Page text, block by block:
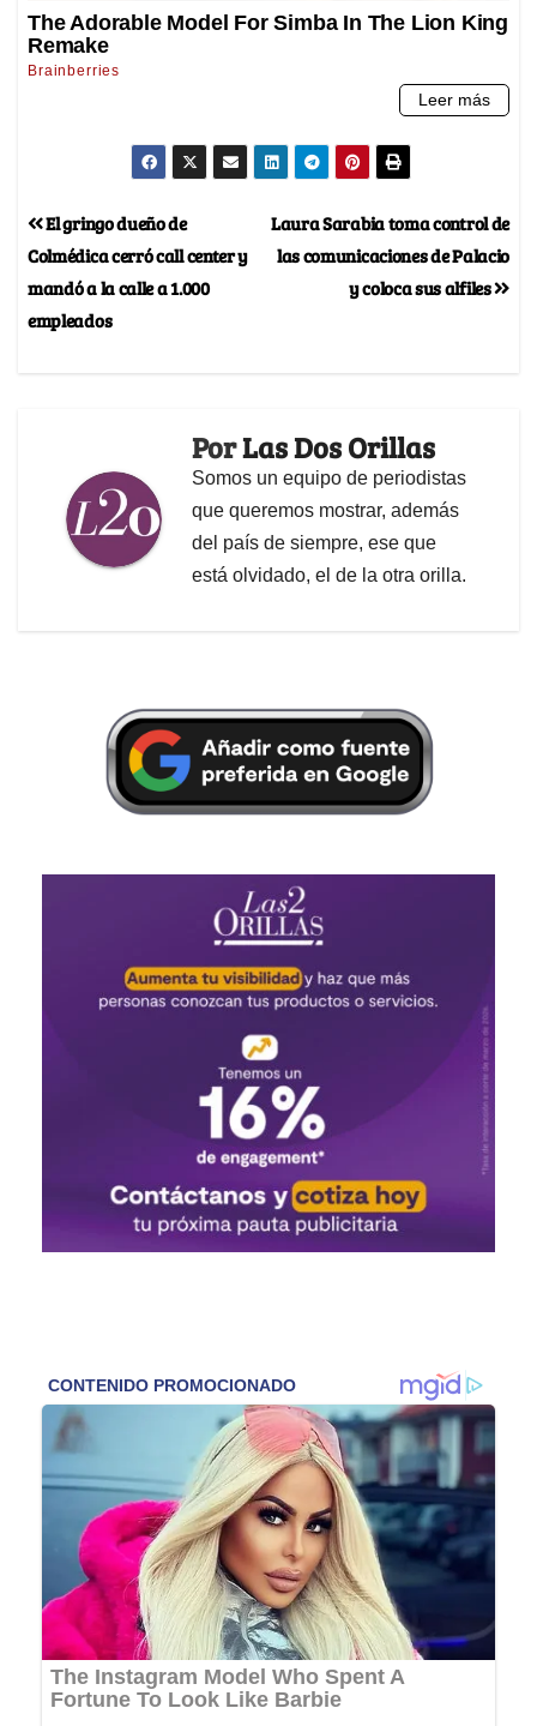
Laura Sarabia toma control de
las comunicaciones de Palacio
y coloca sus alfiles
El gringo dueño de
Colmédica cerró call center y
mandó a la calle a 1.000
empleados
PorLas Dos Orillas
Somos un equipo de periodistas
que queremos mostrar, además
del país de siempre, ese que
está olvidado, el de la otra orilla.